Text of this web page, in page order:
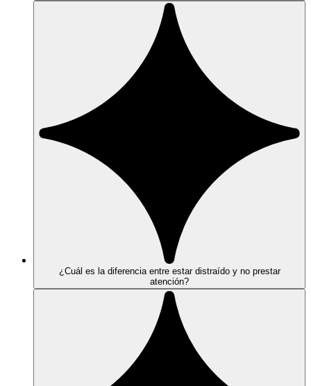
¿Cuál es la diferencia entre estar distraído y no prestar
atención?